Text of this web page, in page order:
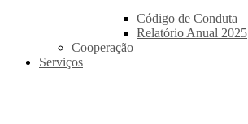
Código de Conduta
Relatório Anual 2025
Cooperação
Serviços